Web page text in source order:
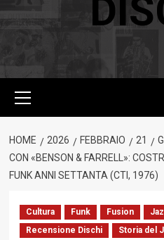
principale
HOME 2026 FEBBRAIO 21
CON «BENSON & FARRELL»:
FUNK ANNI SETTANTA (CTI, 1976)
Cultura Funk Fusion
Recensione Dischi
Storia del